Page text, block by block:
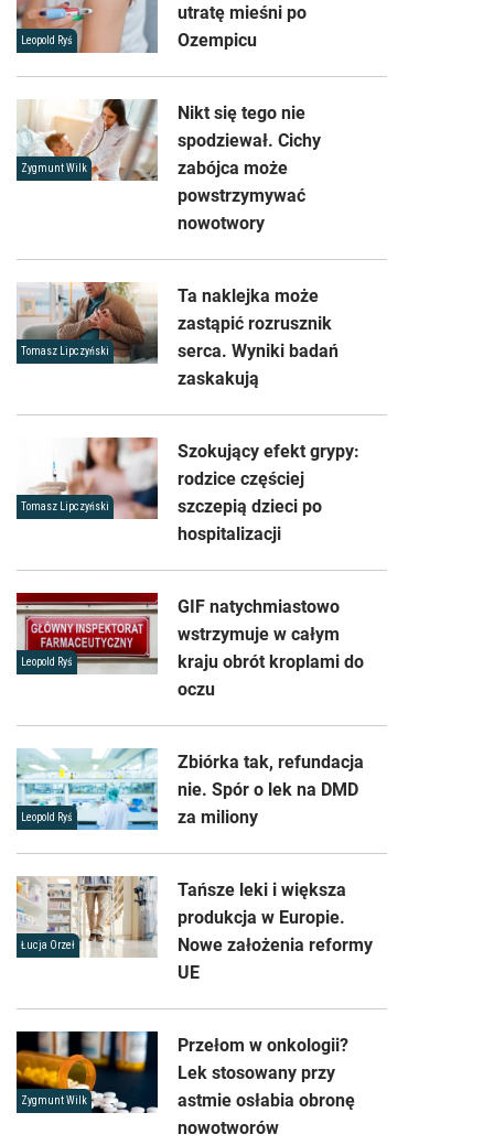
Leopold Ryś
utratę mieśni po
Ozempicu
Zygmunt Wilk
Nikt się tego nie
spodziewał. Cichy
zabójca może
powstrzymywać
nowotwory
Tomasz Lipczyński
Ta naklejka może
zastąpić rozrusznik
serca. Wyniki badań
zaskakują
Tomasz Lipczyński
Szokujący efekt grypy:
rodzice częściej
szczepią dzieci po
hospitalizacji
Leopold Ryś
GIF natychmiastowo
wstrzymuje w całym
kraju obrót kroplami do
oczu
Leopold Ryś
Zbiórka tak, refundacja
nie. Spór o lek na DMD
za miliony
Łucja Orzeł
Tańsze leki i większa
produkcja w Europie.
Nowe założenia reformy
UE
Zygmunt Wilk
Przełom w onkologii?
Lek stosowany przy
astmie osłabia obronę
nowotworów